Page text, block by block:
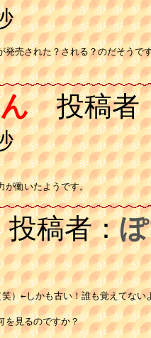
発売された？される？のだそうで
投稿者
が働いたようです。
稿者：
）←しかも古い！誰も覚えてない
を見るのですか？